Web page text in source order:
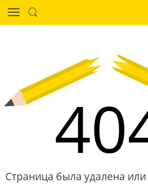
Страница была удалена